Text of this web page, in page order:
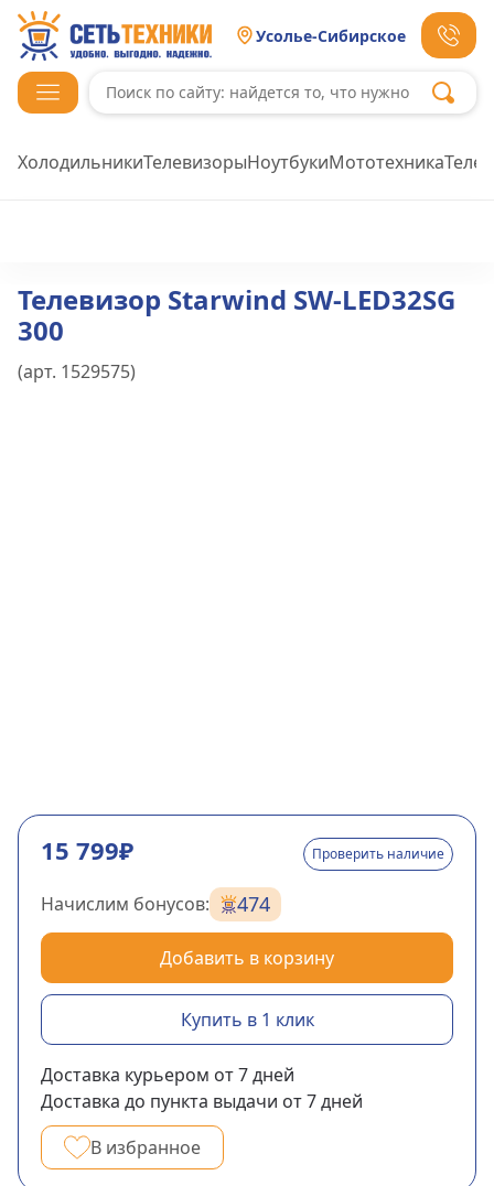
Усолье-Сибирское
ХолодильникиТелевизорыНоутбукиМототехника
Телевизор Starwind SW-LED32SG
300
(арт. 1529575)
15 799₽ Проверить наличие
Начислим бонусов: 474
Добавить в корзину
Купить в 1 клик
Доставка курьером от 7дней
Доставка до пункта выдачи от 7дней
В избранное